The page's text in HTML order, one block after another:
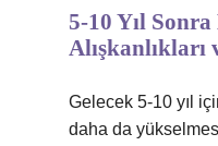
5-10 Yıl Sonra
Alışkanlıkları
Gelecek 5-10 yıl
daha da